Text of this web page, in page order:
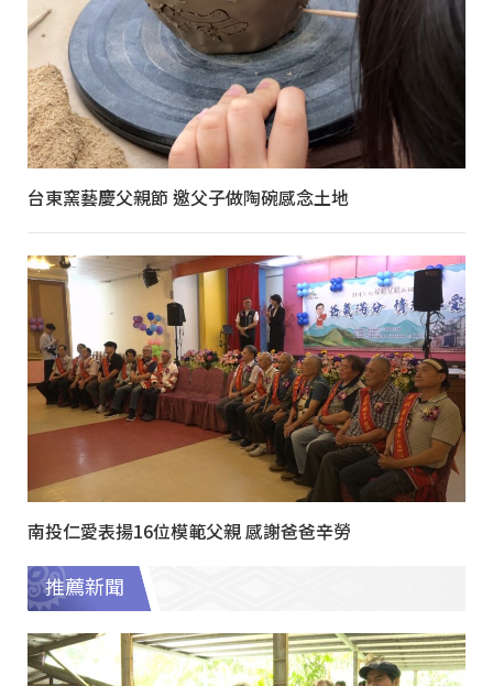
台東窯藝慶父親節 邀父子做陶碗感念土地
南投仁愛表揚16位模範父親 感謝爸爸辛勞
推薦新聞